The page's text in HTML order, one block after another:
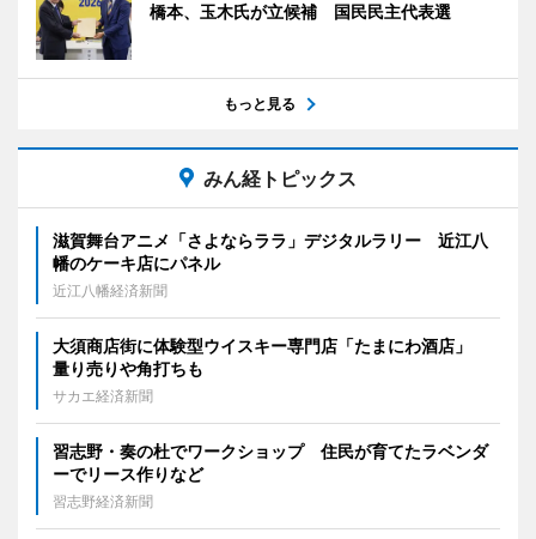
橋本、玉木氏が立候補 国民民主代表選
もっと見る
みん経トピックス
滋賀舞台アニメ「さよならララ」デジタルラリー 近江八
幡のケーキ店にパネル
近江八幡経済新聞
大須商店街に体験型ウイスキー専門店「たまにわ酒店」
量り売りや角打ちも
サカエ経済新聞
習志野・奏の杜でワークショップ 住民が育てたラベンダ
ーでリース作りなど
習志野経済新聞